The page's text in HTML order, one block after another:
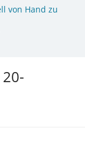
von Hand zu